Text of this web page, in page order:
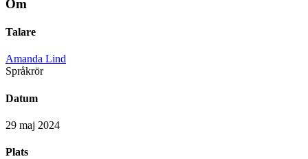
Om
Talare
Amanda Lind
Språkrör
Datum
29 maj 2024
Plats